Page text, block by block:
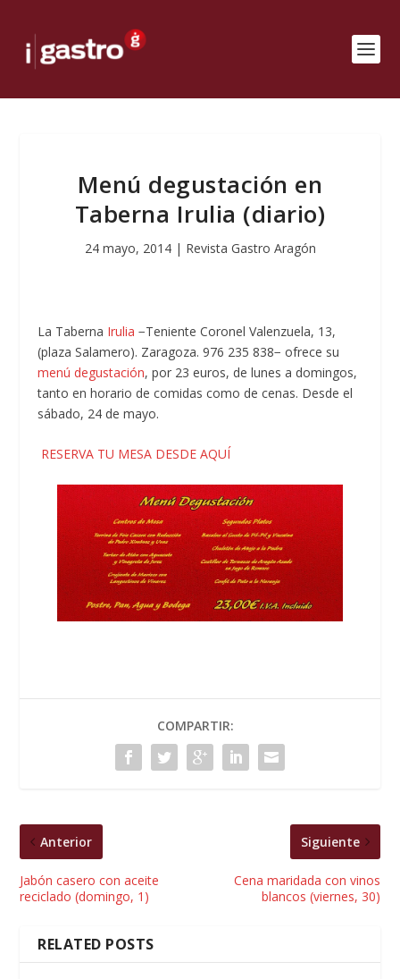
Menú degustación en
Taberna Irulia (diario)
24 mayo, 2014| Revista Gastro Aragón
La Taberna Irulia −Teniente Coronel Valenzuela, 13,
(plaza Salamero). Zaragoza. 976 235 838− ofrece su
menú degustación, por 23 euros, de lunes a domingos,
tanto en horario de comidas como de cenas. Desde el
sábado, 24 de mayo.
RESERVA TU MESA DESDE AQUÍ
COMPARTIR:
Anterior
Jabón casero con aceite
reciclado (domingo, 1)
Siguiente
Cena maridada con vinos
blancos (viernes, 30)
RELATED POSTS